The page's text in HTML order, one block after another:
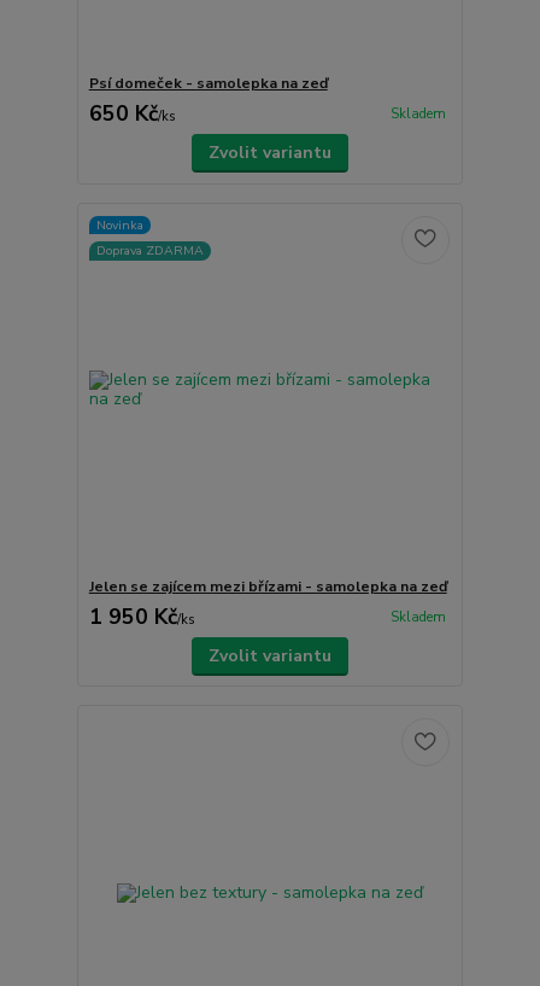
Psí domeček - samolepka na zeď
650 Kč/ks Skladem
Zvolit variantu
Novinka
Doprava ZDARMA
Jelen se zajícem mezi břízami - samolepka na zeď
1 950 Kč/ks Skladem
Zvolit variantu